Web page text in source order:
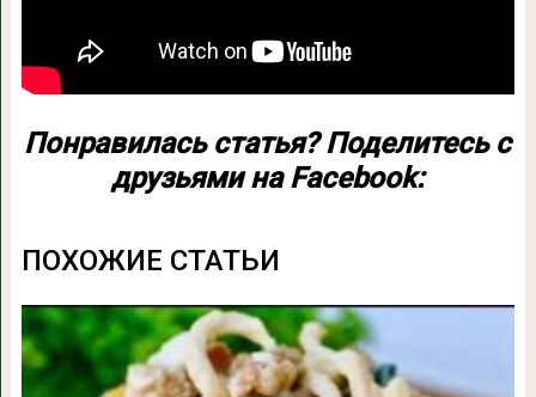
Понравилась статья? Поделитесь с
друзьями на Facebook:
ПОХОЖИЕ СТАТЬИ